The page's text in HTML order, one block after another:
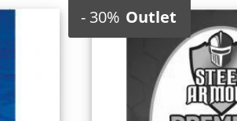
-30% Outlet